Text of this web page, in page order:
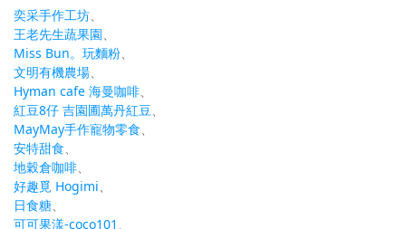
奕采手作工坊、
王老先生蔬果園、
Miss Bun。玩麵粉、
文明有機農場、
Hyman cafe 海曼咖啡、
紅豆8仔 吉園圃萬丹紅豆、
MayMay手作寵物零食、
安特甜食、
地穀倉咖啡、
好趣覓 Hogimi、
日食糖、
可可果漾-coco101 、